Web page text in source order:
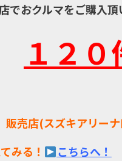
でおクルマをご購入
１２０
販売店(スズキアリー
みる！
こちらへ！